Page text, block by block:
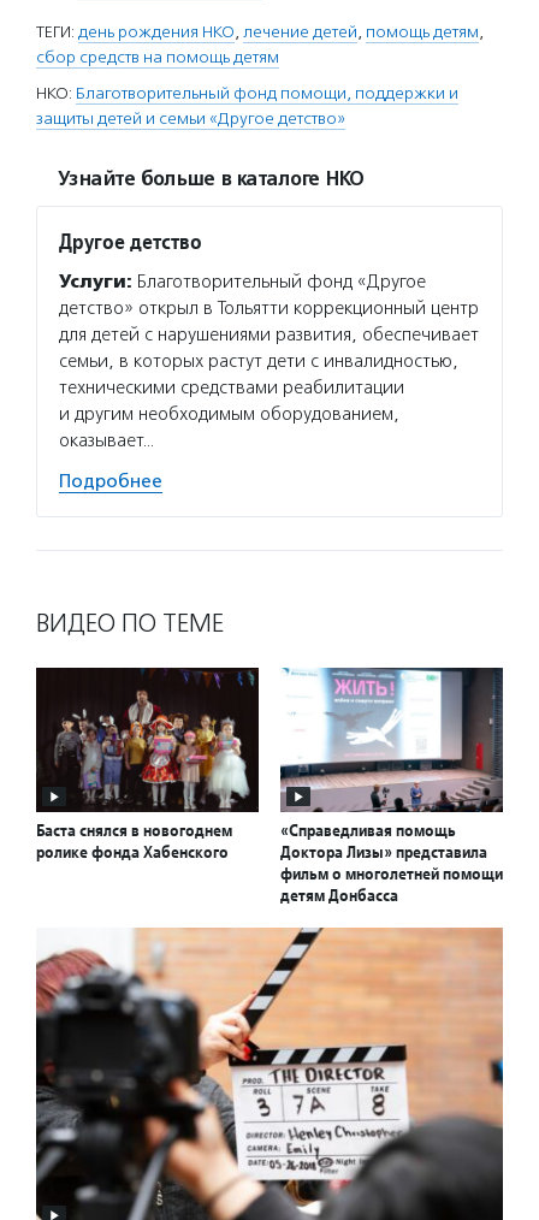
ТЕГИ: день рождения НКО, лечение детей, помощь детям,
сбор средств на помощь детям
НКО: Благотворительный фонд помощи, поддержки и
защиты детей и семьи «Другое детство»
Узнайте больше в каталоге НКО
Другое детство
Услуги: Благотворительный фонд «Другое
детство» открыл в Тольятти коррекционный центр
для детей с нарушениями развития, обеспечивает
семьи, в которых растут дети с инвалидностью,
техническими средствами реабилитации
и другим необходимым оборудованием,
оказывает…
Подробнее
ВИДЕО ПО ТЕМЕ
Баста снялся в новогоднем
ролике фонда Хабенского
«Справедливая помощь
Доктора Лизы» представила
фильм о многолетней помощи
детям Донбасса